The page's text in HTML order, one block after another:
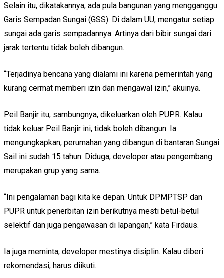
Selain itu, dikatakannya, ada pula bangunan yang mengganggu
Garis Sempadan Sungai (GSS). Di dalam UU, mengatur setiap
sungai ada garis sempadannya. Artinya dari bibir sungai dari
jarak tertentu tidak boleh dibangun.
“Terjadinya bencana yang dialami ini karena pemerintah yang
kurang cermat memberi izin dan mengawal izin,” akuinya.
Peil Banjir itu, sambungnya, dikeluarkan oleh PUPR. Kalau
tidak keluar Peil Banjir ini, tidak boleh dibangun. Ia
mengungkapkan, perumahan yang dibangun di bantaran Sungai
Sail ini sudah 15 tahun. Diduga, developer atau pengembang
merupakan grup yang sama.
“Ini pengalaman bagi kita ke depan. Untuk DPMPTSP dan
PUPR untuk penerbitan izin berikutnya mesti betul-betul
selektif dan juga pengawasan di lapangan,” kata Firdaus.
Ia juga meminta, developer mestinya disiplin. Kalau diberi
rekomendasi, harus diikuti.